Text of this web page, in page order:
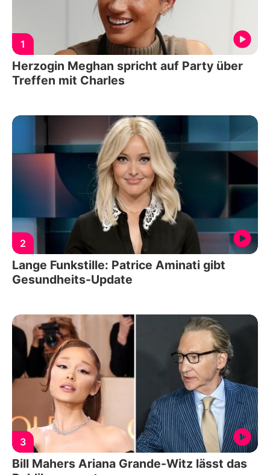
1
Herzogin Meghan spricht auf Party über
Treffen mit Charles
2
Lange Funkstille: Patrice Aminati gibt
Gesundheits-Update
3
Bill Mahers Ariana Grande-Witz lässt das